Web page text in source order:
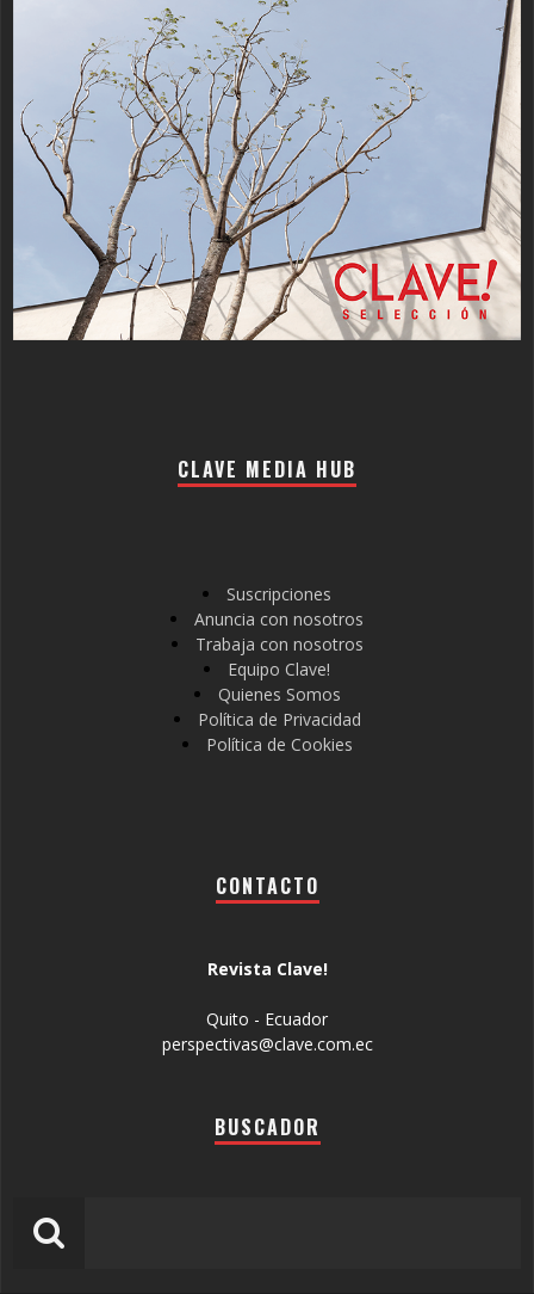
CLAVE MEDIA HUB
Suscripciones
Anuncia con nosotros
Trabaja con nosotros
Equipo Clave!
Quienes Somos
Política de Privacidad
Política de Cookies
CONTACTO
Revista Clave!
Quito - Ecuador
perspectivas@clave.com.ec
BUSCADOR